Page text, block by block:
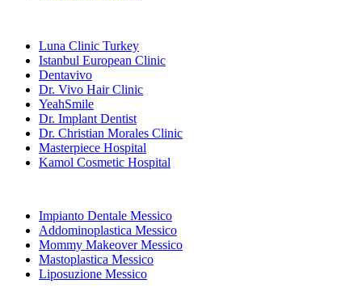
Luna Clinic Turkey
Istanbul European Clinic
Dentavivo
Dr. Vivo Hair Clinic
YeahSmile
Dr. Implant Dentist
Dr. Christian Morales Clinic
Masterpiece Hospital
Kamol Cosmetic Hospital
Impianto Dentale Messico
Addominoplastica Messico
Mommy Makeover Messico
Mastoplastica Messico
Liposuzione Messico